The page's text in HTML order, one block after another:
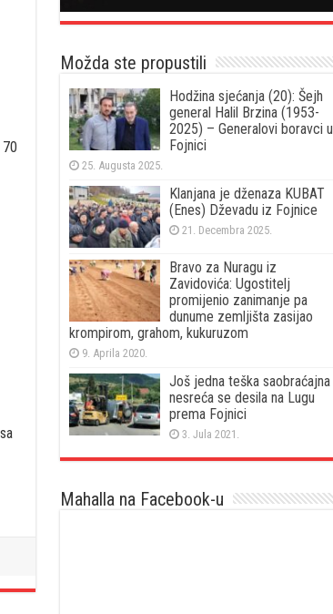
Možda ste propustili
Hodžina sjećanja (20): Šejh
general Halil Brzina (1953-
2025) – Generalovi boravci u
Fojnici
25. Augusta 2025.
Klanjana je dženaza KUBAT
(Enes) Dževadu iz Fojnice
21. Decembra 2025.
Bravo za Nuragu iz
Zavidovića: Ugostitelj
promijenio zanimanje pa
dunume zemljišta zasijao
krompirom, grahom, kukuruzom
9. Aprila 2020.
Još jedna teška saobraćajna
nesreća se desila na Lugu
prema Fojnici
3. Jula 2021.
Mahalla na Facebook-u